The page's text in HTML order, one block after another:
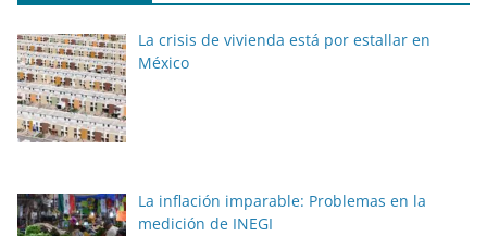
La crisis de vivienda está por estallar en
México
La inflación imparable: Problemas en la
medición de INEGI